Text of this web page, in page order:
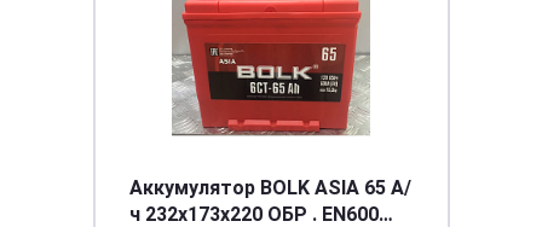
Аккумулятор BOLK ASIA 65 А/
ч 232x173x220 ОБР . EN600